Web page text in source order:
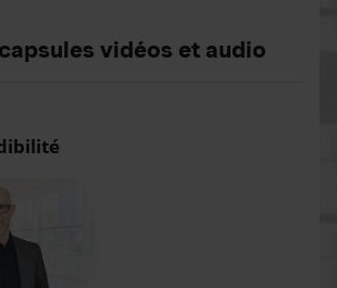
vidéos et audio